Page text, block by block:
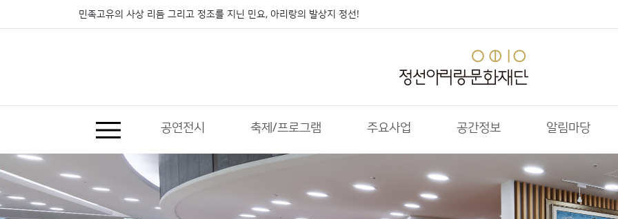
민족고유의 사상 리듬 그리고 정조를 지닌 민요, 아리랑의 발상지 정선!
공연전시 축제/프로그램 주요사업 공간정보 알림마당